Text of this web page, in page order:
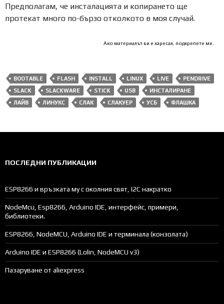
Предполагам, че инсталацията и копирането ще
протекат много по-бързо отколкото в моя случай.
Ако материалът ви е харесал, подкрепете ме.
BOOTABLE FLASH INSTALL LINUX LIVE
PENDRIVE
SLACK
SLACKWARE STICK USB
ИНСТАЛИРАНЕ
ЛАЙВ
ЛИНУКС СЛАК СЛАКУЕР УСБ ФЛАШКА
ПОСЛЕДНИ ПУБЛИКАЦИИ
ESP8266 и връзката му с околния свят, I2C накратко
NodeMcu, Esp8266, Arduino IDE, интерфейс, примери,
библиотеки.
ESP8266, NodeMCU, Arduino IDE и терминала (конзолата)
Arduino IDE и ESP8266 (Lolin, NodeMCU v3)
Пазаруване от aliexpress